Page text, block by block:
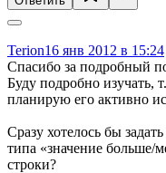
Terion16 янв 2012 в 15:24
Спасибо за подробный
Буду подробно изучать,
планирую его активно
Сразу хотелось бы
типа «значение больше/
строки?